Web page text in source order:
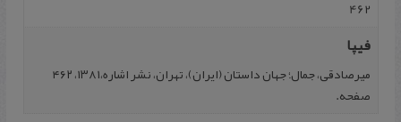
462
فیپا
میرصادقی، جمال؛ جهان‌ داستان‌ (ایران‌)، تهران‌، نشر اشاره‌،۱۳۸۱، ۴۶۲
صفحه.